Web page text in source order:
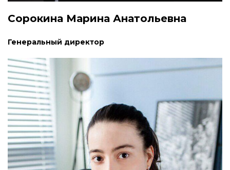
Сорокина Марина Анатольевна
Генеральный директор